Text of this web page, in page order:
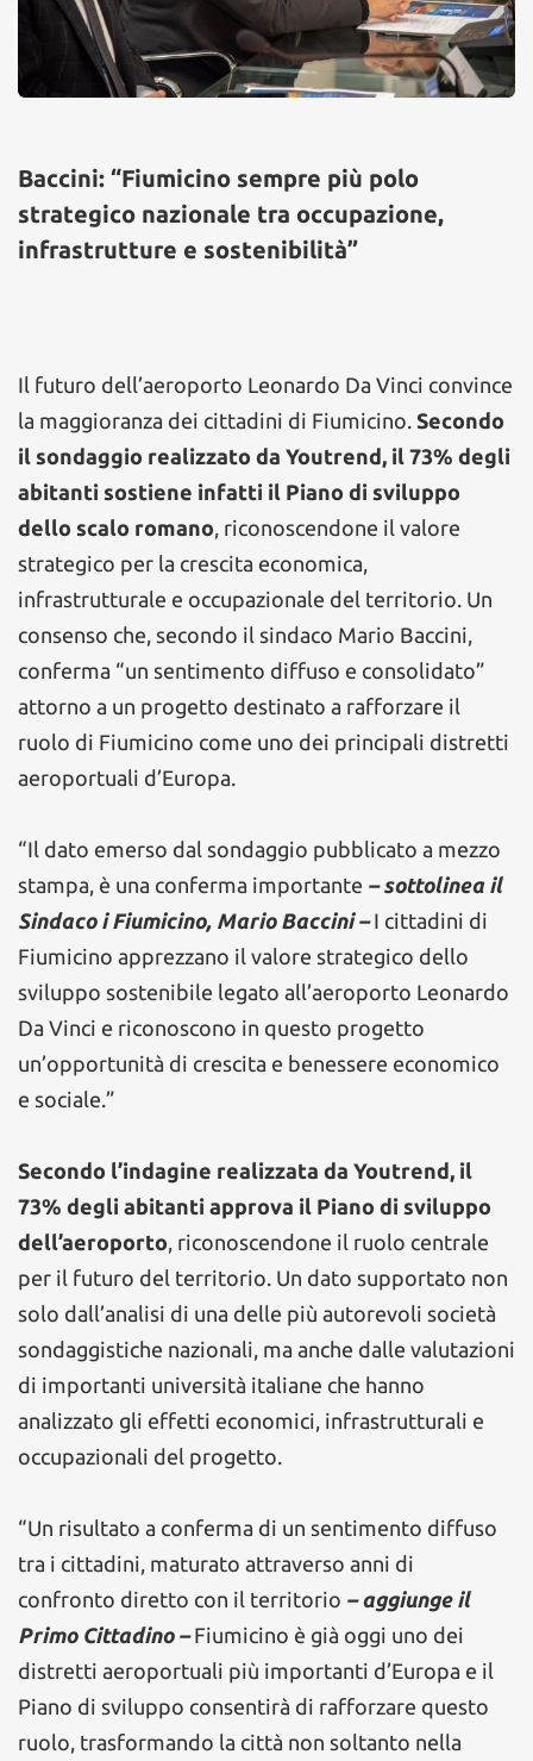
Baccini: “Fiumicino sempre più polo
strategico nazionale tra occupazione,
infrastrutture e sostenibilità”
Il futuro dell’aeroporto Leonardo Da Vinci convince
la maggioranza dei cittadini di Fiumicino. Secondo
il sondaggio realizzato da Youtrend, il 73% degli
abitanti sostiene infatti il Piano di sviluppo
dello scalo romano, riconoscendone il valore
strategico per la crescita economica,
infrastrutturale e occupazionale del territorio. Un
consenso che, secondo il sindaco Mario Baccini,
conferma “un sentimento diffuso e consolidato”
attorno a un progetto destinato a rafforzare il
ruolo di Fiumicino come uno dei principali distretti
aeroportuali d’Europa.
“Il dato emerso dal sondaggio pubblicato a mezzo
stampa, è una conferma importante – sottolinea il
Sindaco i Fiumicino, Mario Baccini –I cittadini di
Fiumicino apprezzano il valore strategico dello
sviluppo sostenibile legato all’aeroporto Leonardo
Da Vinci e riconoscono in questo progetto
un’opportunità di crescita e benessere economico
e sociale.”
Secondo l’indagine realizzata da Youtrend, il
73% degli abitanti approva il Piano di sviluppo
dell’aeroporto, riconoscendone il ruolo centrale
per il futuro del territorio. Un dato supportato non
solo dall’analisi di una delle più autorevoli società
sondaggistiche nazionali, ma anche dalle valutazioni
di importanti università italiane che hanno
analizzato gli effetti economici, infrastrutturali e
occupazionali del progetto.
“Un risultato a conferma di un sentimento diffuso
tra i cittadini, maturato attraverso anni di
confronto diretto con il territorio – aggiunge il
Primo Cittadino –Fiumicino è già oggi uno dei
distretti aeroportuali più importanti d’Europa e il
Piano di sviluppo consentirà di rafforzare questo
ruolo, trasformando la città non soltanto nella